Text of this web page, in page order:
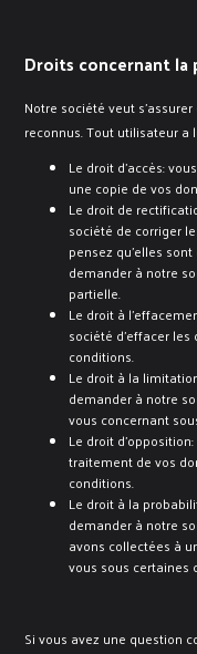
Droits concernant
Notre société veut
reconnus. Tout utilisateur a
Le droit d’accès:
une copie de vos
Le droit de
société de corriger
pensez qu’elles
demander à notre
partielle.
Le droit à
société d’effacer
conditions.
Le droit à la
demander à notre
vous concernant
Le droit
traitement de vos
conditions.
Le droit à la
demander à notre
avons collectées à
vous sous certaines
Si vous avez une question